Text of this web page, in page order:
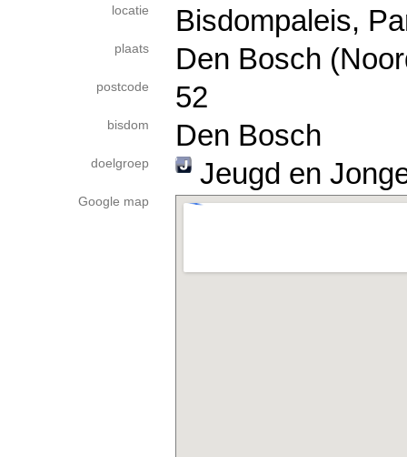
locatie Bisdompaleis,
plaats Den Bosch
postcode 52
bisdom Den Bosch
doelgroep Jeugd en
Google map